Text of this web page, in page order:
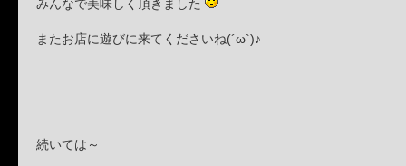
みんなで美味しく頂きました
またお店に遊びに来てくださいね(´ω`)♪
続いては～